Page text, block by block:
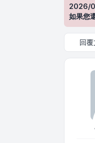
2026/
如果您
回